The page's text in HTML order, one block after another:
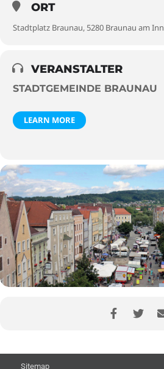
ORT
Stadtplatz Braunau, 5280 Braunau am Inn
VERANSTALTER
STADTGEMEINDE BRAUNAU
LEARN MORE
Sitemap